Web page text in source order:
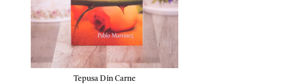
Tepusa Din Carne